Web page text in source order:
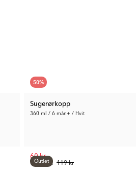
50%
Sugerørkopp
360 ml / 6 mån+ / Hvit
Tid. Pris: 119 kr
60 kr
Outlet